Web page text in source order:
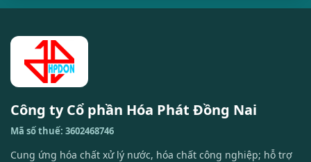
Công ty Cổ phần Hóa Phát Đồng Nai
Mã số thuế: 3602468746
Cung ứng hóa chất xử lý nước, hóa chất công nghiệp; hỗ trợ